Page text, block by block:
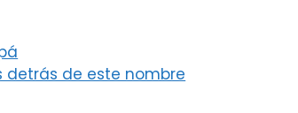
detrás de este nombre